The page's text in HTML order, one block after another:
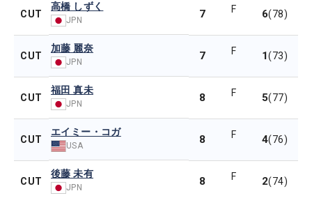
CUT
高橋 しずく
JPN 7 F 6(78)
CUT
加藤 麗奈
JPN 7 F 1(73)
CUT
福田 真未
JPN 8 F 5(77)
CUT
エイミー・コガ
USA 8 F 4(76)
CUT
後藤 未有
JPN 8 F 2(74)